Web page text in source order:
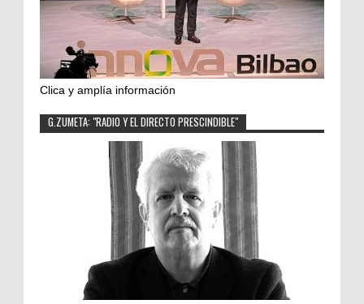
Clica y amplía información
G.ZUMETA: "RADIO Y EL DIRECTO PRESCINDIBLE"